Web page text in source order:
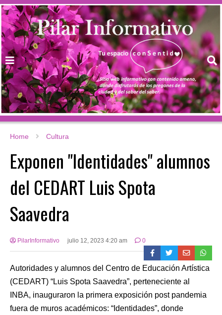
Home Cultura
Exponen "Identidades" alumnos
del CEDART Luis Spota
Saavedra
PilarInformativo julio 12, 2023 4:20 am 0
Autoridades y alumnos del Centro de Educación Artística
(CEDART) “Luis Spota Saavedra”, perteneciente al
INBA, inauguraron la primera exposición post pandemia
fuera de muros académicos: “Identidades”, donde